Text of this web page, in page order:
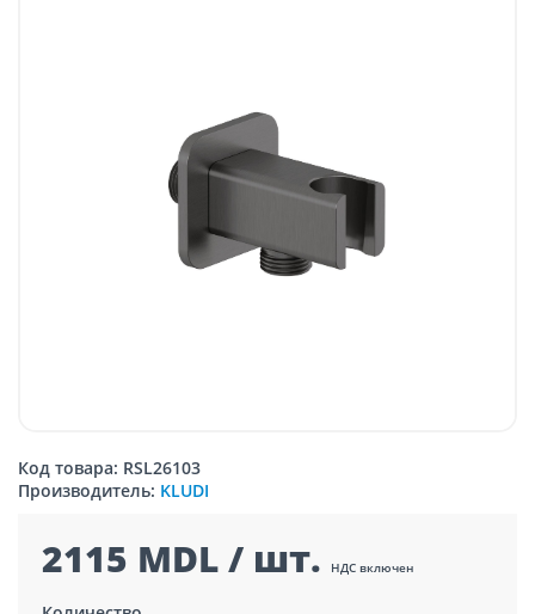
Код товара: RSL26103
Производитель: KLUDI
2115 MDL / шт. НДС включен